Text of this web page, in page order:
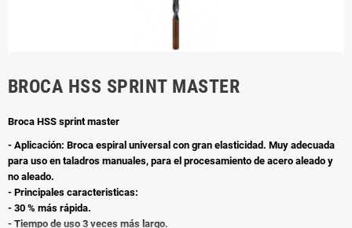
BROCA HSS SPRINT MASTER
Broca HSS sprint master
- Aplicación: Broca espiral universal con gran elasticidad. Muy adecuada
para uso en taladros manuales, para el procesamiento de acero aleado y
no aleado.
- Principales caracteristicas:
- 30 % más rápida.
- Tiempo de uso 3 veces más largo.